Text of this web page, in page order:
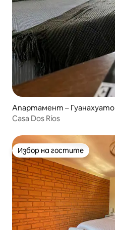
Апартамент – Гуанахуато
Casa Dos Ríos
Избор на гостите
Избор на гостите